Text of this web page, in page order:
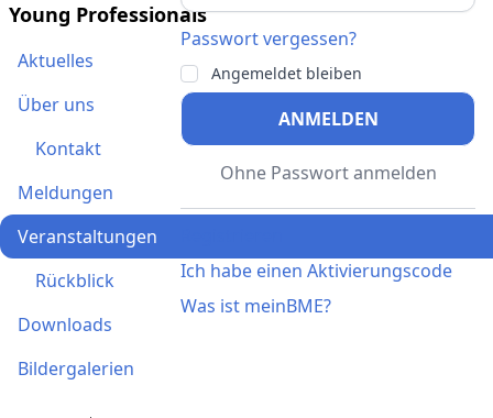
Passwort vergessen?
Angemeldet bleiben
ANMELDEN
Ohne Passwort anmelden
Ich habe einen Aktivierungscode
Was ist meinBME?
Young Professionals
Aktuelles
Über uns
Kontakt
Meldungen
Veranstaltungen
Rückblick
Downloads
Bildergalerien